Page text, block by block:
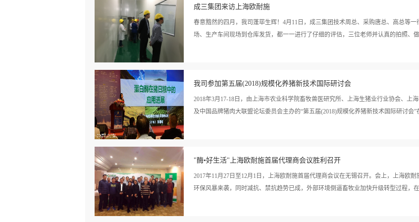
期研究进展汇报，并针对相关技术要点进行了分享和探讨。
成三集团来访上海欧耐施
春意黯然的四月，我司蓬荜生辉！4月11日，成三集团技术周总、采购唐总、高总等
场、生产车间现场到仓库发货，都一一进行了仔细的评估，三位老师并认真的拍照、
考察的结果，认为欧耐施在硬件设施、管理规范、环保合规性、人员专业精神等方面
净，并期望后续两个公司能有更多互动交流的机会。作为一家专业从事饲料酶制剂应
新技术企业，我们始终秉承“诚信、专业、创新、合作”的企业经营理念，注重实效、
我司参加第五届(2018)规模化养猪新技术国际研讨会
2018年3月17-18日，由上海市农业科学院畜牧兽医研究所、上海生猪业行业协会、上
及中国品牌猪肉大联盟论坛委员会主办的“第五届(2018)规模化养猪新技术国际研讨会”
院党委副书记、纪委书记徐伟林以及上海市农业科学院畜牧兽医研究所副所长谈永
余人，围绕“猪群健康及其综合调控(管理、营养)技术”作了精彩纷呈的报告，并同期举
术”、“母猪营养与关键问题解决方案”和“无抗养殖技术”等四场专题论坛，交流并探讨
"酶•好生活"上海欧耐施首届代理商会议胜利召开
2017年11月27日至12月1日，上海欧耐施首届代理商会议在无锡召开。会上，上海欧
环保风暴来袭，同时减抗、禁抗趋势已成，外部环境倒逼畜牧业加快升级转型过程，